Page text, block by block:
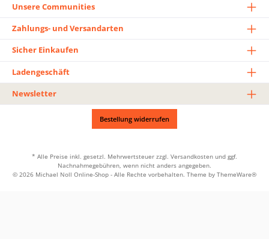
Unsere Communities
Zahlungs- und Versandarten
Sicher Einkaufen
Ladengeschäft
Newsletter
Bestellung widerrufen
* Alle Preise inkl. gesetzl. Mehrwertsteuer zzgl. Versandkosten und ggf.
Nachnahmegebühren, wenn nicht anders angegeben.
© 2026 Michael Noll Online-Shop - Alle Rechte vorbehalten. Theme by ThemeWare®